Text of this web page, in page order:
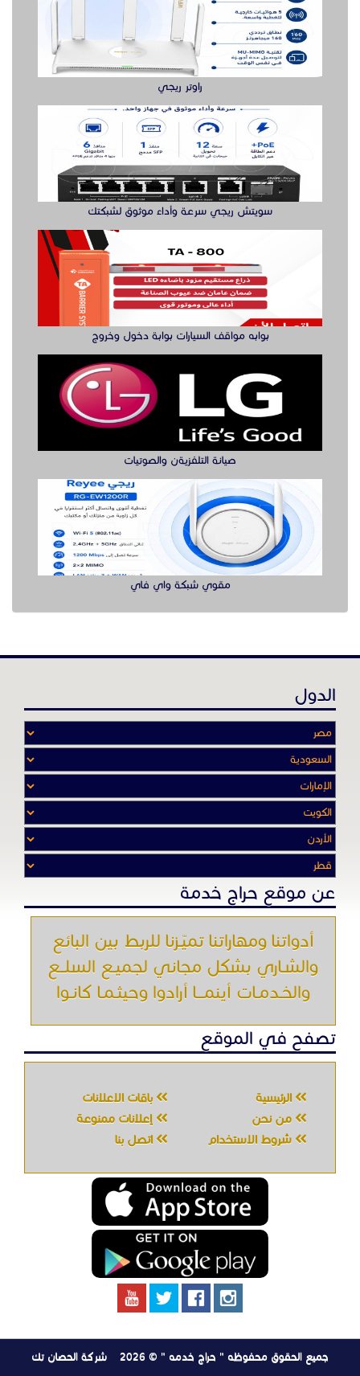
راوتر ريجي
سويتش ريجي سرعة وأداء موثوق لشبكتك
بوابه مواقف السيارات بوابة دخول وخروج
صيانة التلفزيةن والصوتيات
مقوي شبكة واي فاي
الدول
عن موقع حراج خدمة
أدواتنا ومهاراتنا تميّـزنا للربط بين البائع
والشـاري بشكل مجاني لجميـع السلــع
والخـدمـات أينمـــا أرادوا وحيثـمـا كانـوا
تصفح في الموقع
الرئيسية
باقات الإعلانات
من نحن
إعلانات ممنوعة
شروط الاستخدام
اتصل بنا
جميع الحقوق محفوظه " حراج خدمه " © 2026 شركة الحصان تك